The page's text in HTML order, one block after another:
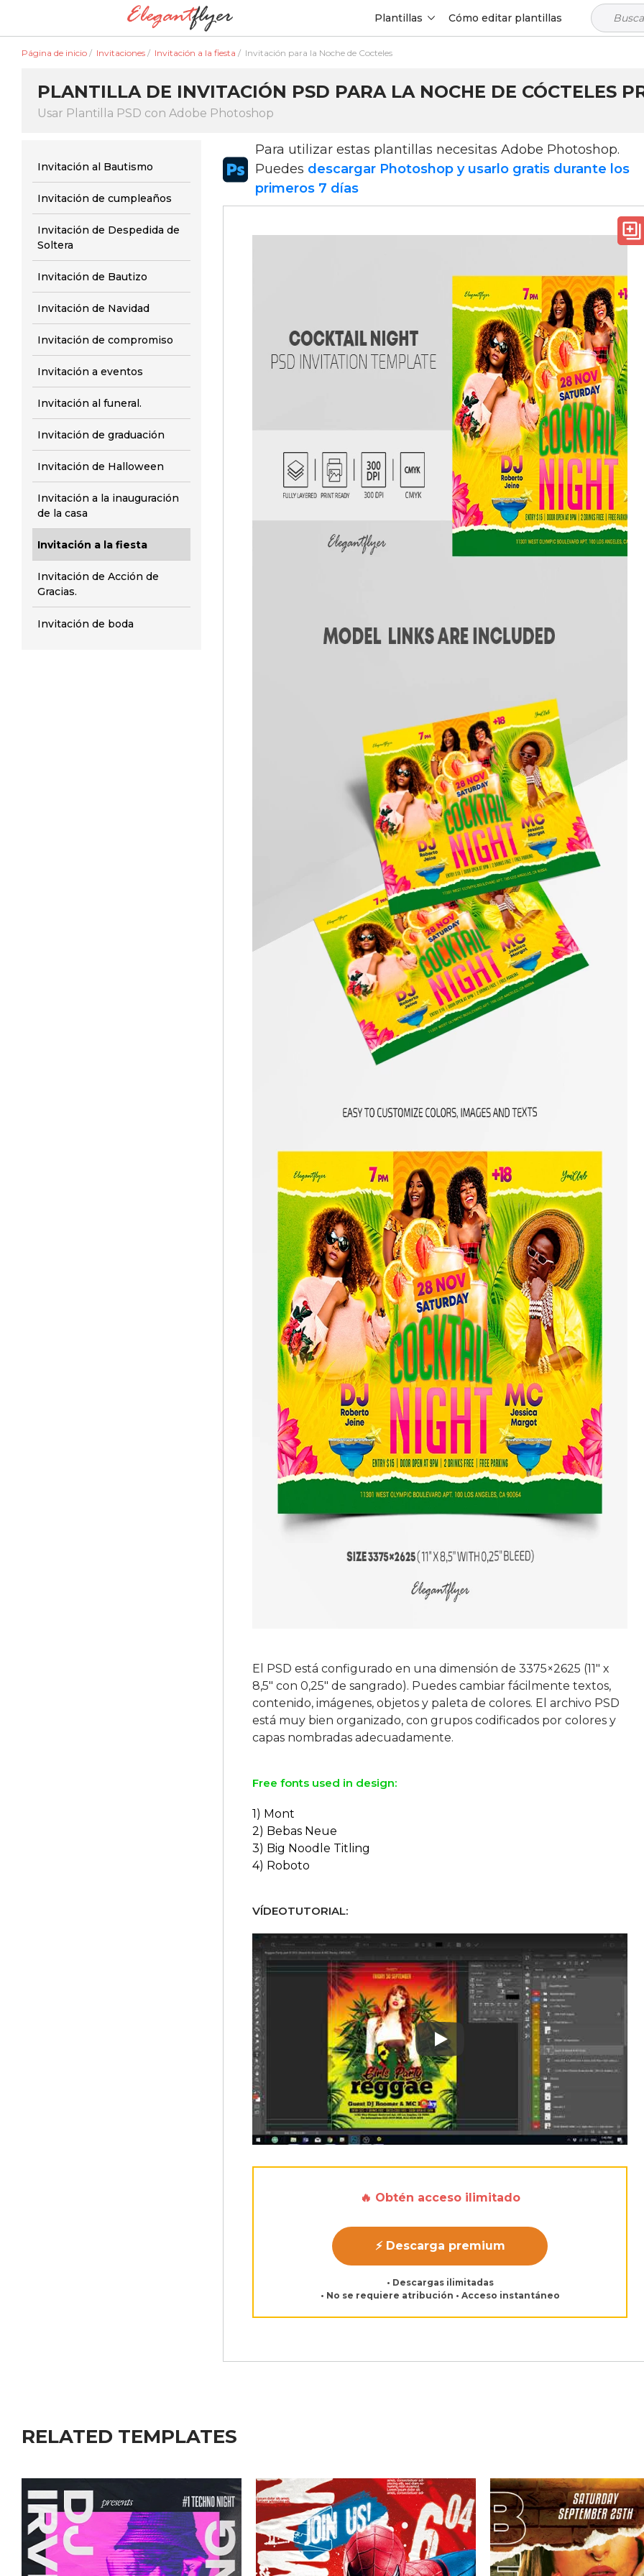
Plantillas Cómo editar plantillas
Página de inicio / Invitaciones / Invitación a la fiesta / Invitación para la Noche de Cocteles
PLANTILLA DE INVITACIÓN PSD PARA LA NOCHE DE CÓCTELES
Usar Plantilla PSD con Adobe Photoshop
Invitación al Bautismo
Invitación de cumpleaños
Invitación de Despedida de
Soltera
Invitación de Bautizo
Invitación de Navidad
Invitación de compromiso
Invitación a eventos
Invitación al funeral.
Invitación de graduación
Invitación de Halloween
Invitación a la inauguración
de la casa
Invitación a la fiesta
Invitación de Acción de
Gracias.
Invitación de boda
Para utilizar estas plantillas necesitas Adobe Photoshop.
Puedes descargar Photoshop y usarlo gratis durante los
primeros 7 días
El PSD está configurado en una dimensión de 3375×2625 (11″ х
8,5″ con 0,25″ de sangrado). Puedes cambiar fácilmente textos,
contenido, imágenes, objetos y paleta de colores. El archivo PSD
está muy bien organizado, con grupos codificados por colores y
Free fonts used in design:
1) Mont
2) Bebas Neue
3) Big Noodle Titling
4) Roboto
VÍDEOTUTORIAL:
Play: Keynote (Google I/O '18)
🔥 Obtén acceso ilimitado
⚡ Descarga premium
• Descargas ilimitadas
• No se requiere atribución • Acceso instantáneo
RELATED TEMPLATES